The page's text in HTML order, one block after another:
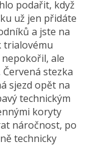
podařit, když
už jen přidáte
a jste na
trialovému
ale
stezka
sjezd opět na
technickým
koryty
náročnost, po
technicky